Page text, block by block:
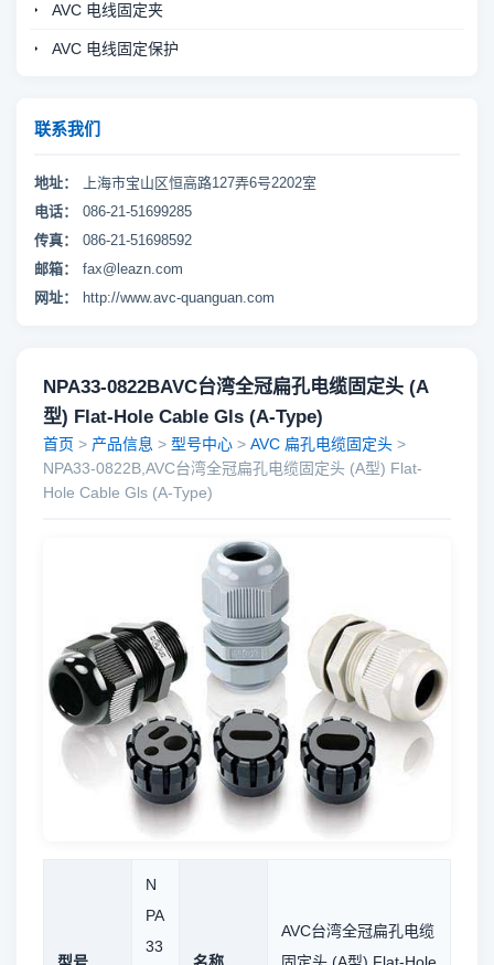
AVC 电线固定夹
AVC 电线固定保护
联系我们
地址：
上海市宝山区恒高路127弄6号2202室
电话：
086-21-51699285
传真：
086-21-51698592
邮箱：
fax@leazn.com
网址：
http://www.avc-quanguan.com
NPA33-0822BAVC台湾全冠扁孔电缆固定头 (A
型) Flat-Hole Cable Gls (A-Type)
首页 > 产品信息 > 型号中心 > AVC 扁孔电缆固定头 >
NPA33-0822B,AVC台湾全冠扁孔电缆固定头 (A型) Flat-
Hole Cable Gls (A-Type)
型号
N
PA
33
名称
AVC台湾全冠扁孔电缆
固定头 (A型) Flat-Hole